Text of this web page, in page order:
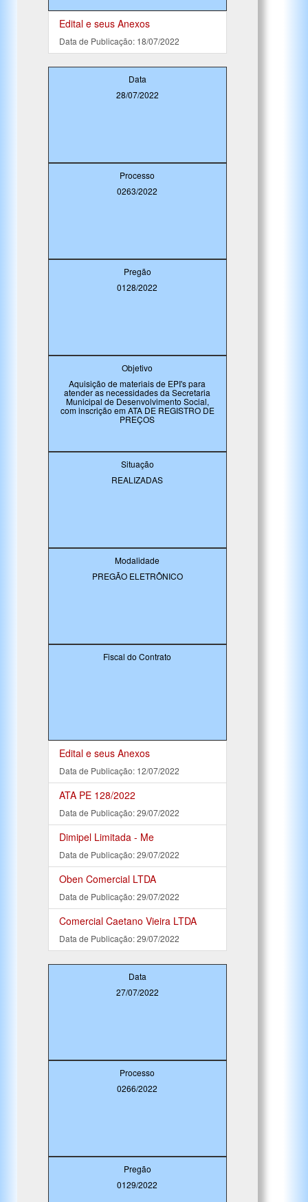
Edital e seus Anexos
Data de Publicação: 18/07/2022
Data
28/07/2022
Processo
0263/2022
Pregão
0128/2022
Objetivo
Aquisição de materiais de EPI's para
atender as necessidades da Secretaria
Municipal de Desenvolvimento Social,
com inscrição em ATA DE REGISTRO DE
PREÇOS
Situação
REALIZADAS
Modalidade
PREGÃO ELETRÔNICO
Fiscal do Contrato
Edital e seus Anexos
Data de Publicação: 12/07/2022
ATA PE 128/2022
Data de Publicação: 29/07/2022
Dimipel Limitada - Me
Data de Publicação: 29/07/2022
Oben Comercial LTDA
Data de Publicação: 29/07/2022
Comercial Caetano Vieira LTDA
Data de Publicação: 29/07/2022
Data
27/07/2022
Processo
0266/2022
Pregão
0129/2022